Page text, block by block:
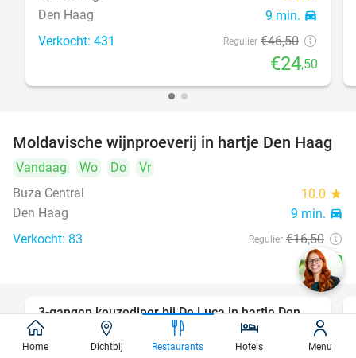
Den Haag 9 min. directions_car
Verkocht: 431 Regulier €46,50
€24,50
39%
Moldavische wijnproeverij in hartje Den Haag
Vandaag Wo Do
Vr
Buza Central
10.0 star
Den Haag 9 min. directions_car
Verkocht: 83 Regulier €16,50
€10
47%
3-gangen keuzediner bij De Luca in hartje Den
Haag
Home Dichtbij Restaurants Hotels Menu